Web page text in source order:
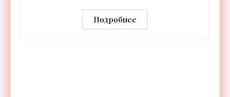
тренировки - «Гаджеты»
Подробнее